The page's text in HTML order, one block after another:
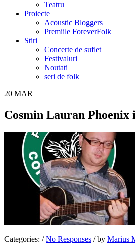
Teatru
Proiecte
Acoustic Bloggers
Premiile ForeverFolk
Stiri
Concerte de suflet
Festivaluri
Noutati
seri de folk
20 MAR
Cosmin Lauran Phoenix
Categories: / No Responses /by Marius